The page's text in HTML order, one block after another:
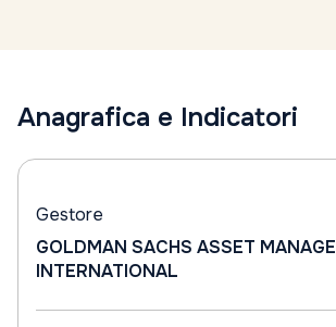
Anagrafica e Indicatori
Gestore
GOLDMAN SACHS ASSET
INTERNATIONAL